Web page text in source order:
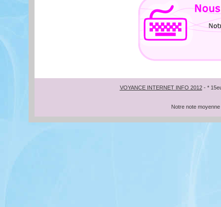
VOYANCE INTERNET INFO 2012- *
Notre note